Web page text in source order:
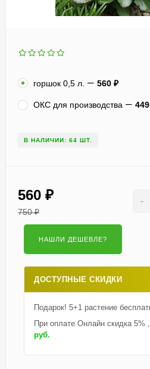
горшок 0,5 л. 560 ₽
ОКС для производства 449
В НАЛИЧИИ: 64 ШТ.
560 ₽
750₽
-
ДОСТУПНЫЕ СКИДКИ
Подарок! 5+1 растение
При оплате Онлайн скидка 5%
руб.